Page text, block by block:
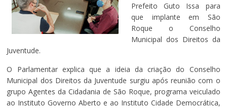
Prefeito Guto Issa para
que implante em São
Roque o Conselho
Municipal dos Direitos da
Juventude.
O Parlamentar explica que a ideia da criação do Conselho
Municipal dos Direitos da Juventude surgiu após reunião com o
grupo Agentes da Cidadania de São Roque, programa veiculado
ao Instituto Governo Aberto e ao Instituto Cidade Democrática,